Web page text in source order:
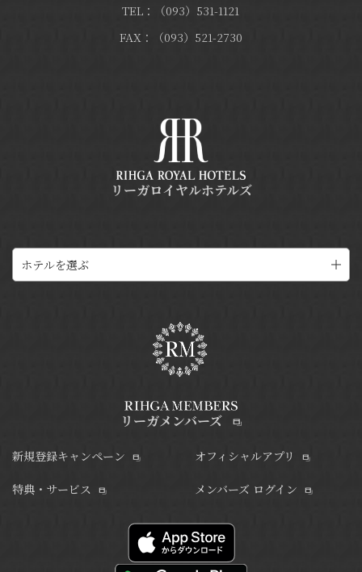
TEL：（093）531-1121
FAX：（093）521-2730
リーガロイヤルホテルズ
ホテルを選ぶ
リーガメンバーズ
新規登録キャンペーン
特典・サービス
オフィシャルアプリ
メンバーズ ログイン